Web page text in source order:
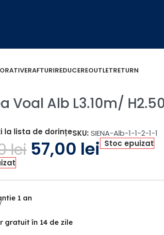
RAFTURIREDUCEREOUTLETRETURN
Voal Alb L3.10m/
la lista de dorințeSKU: SIENA-Alb-1-1-2-1-1
lei 57,00 lei Stoc epuizat
1 an
gratuit în 14 de zile